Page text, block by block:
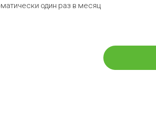
один раз в месяц